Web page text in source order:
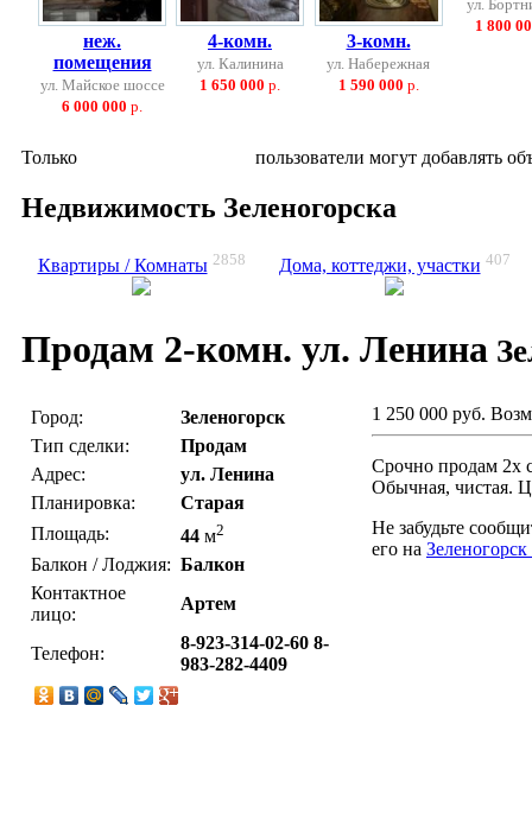
неж.
помещения
ул. Майское шоссе
6 000 000 р.
4-комн.
ул. Калинина
1 650 000 р.
3-комн.
ул. Набережная
1 590 000 р.
ул.
1 800
Только пользователи могут добавлять
Недвижимость Зеленогорска
Квартиры / Комнаты 2858 Дома, коттеджи, участки 407
Продам 2-комн. ул. Ленина
Город:
Зеленогорск
Тип сделки:
Продам
Адрес:
ул. Ленина
Планировка:
Старая
Площадь:
44 м2
Балкон / Лоджия: Балкон
Контактное
лицо:
Артем
Телефон:
8-923-314-02-60 8-
983-282-4409
1 250 000 руб.
Срочно продам 2х
Обычная, чистая.
Не забудьте
его на